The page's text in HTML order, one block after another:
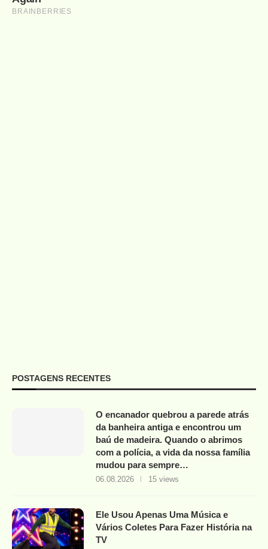
POSTAGENS RECENTES
O encanador quebrou a parede atrás
da banheira antiga e encontrou um
baú de madeira. Quando o abrimos
com a polícia, a vida da nossa família
mudou para sempre…
06.08.2026 15 views
Ele Usou Apenas Uma Música e
Vários Coletes Para Fazer História na
TV